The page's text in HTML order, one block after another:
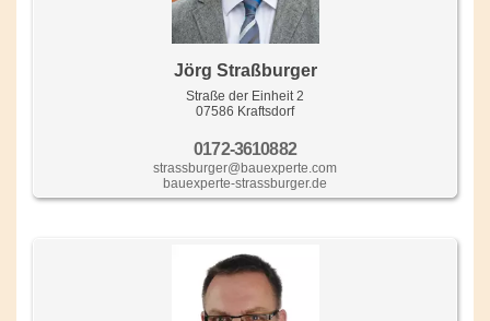
Jörg Straßburger
Straße der Einheit 2
07586 Kraftsdorf
0172-3610882
strassburger@bauexperte.com
bauexperte-strassburger.de